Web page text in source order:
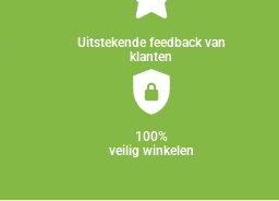
Uitstekende feedback van
klanten
100%
veilig winkelen